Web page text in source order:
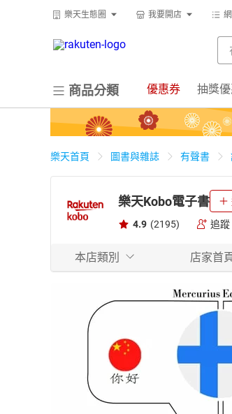
樂天生態圈 我要開店
商品分類 優惠券 抽獎
樂天首頁 圖書與雜誌 有聲書
樂天Kobo電子書
4.9 (2195) 追蹤
本店類別 店家首